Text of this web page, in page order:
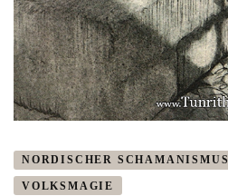
NORDISCHER SCHAMANISMUS
VOLKSMAGIE